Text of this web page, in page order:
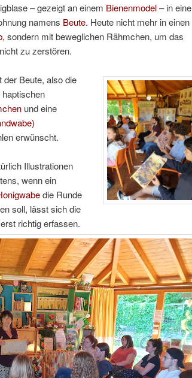
– gezeigt an einem Bienenmodel– in eine
namens Beute. Heute nicht mehr in einen
sondern mit beweglichen Rähmchen, um das
zu zerstören.
der Beute, also die
und eine
erwünscht.
Illustrationen
wenn ein
die Runde
soll, lässt sich die
richtig erfassen.